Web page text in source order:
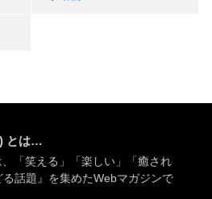
とは…
「笑える」「楽しい」「癒され
話題』を集めたWebマガジンで